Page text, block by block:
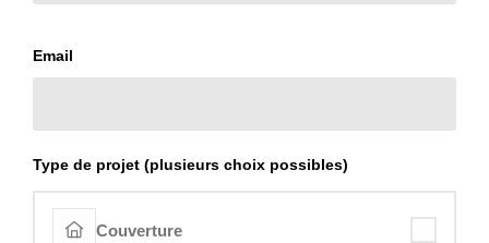
Email
Type de projet (plusieurs choix possibles)
Couverture